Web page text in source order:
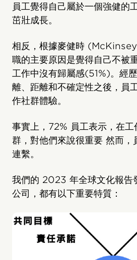
員工覺得自己屬於一個強健的
茁壯成長。
相反，根據麥健時
職的主要原因是覺得自己不被
工作中沒有歸屬感(51%)。經
離、距離和不確定性之後，員
作社群體驗。
事實上，72% 員工表示，在工
群，對他們來說很重要 然而，
連繫。
我們的 2023 年全球文化報告
公司，都有以下重要特質：